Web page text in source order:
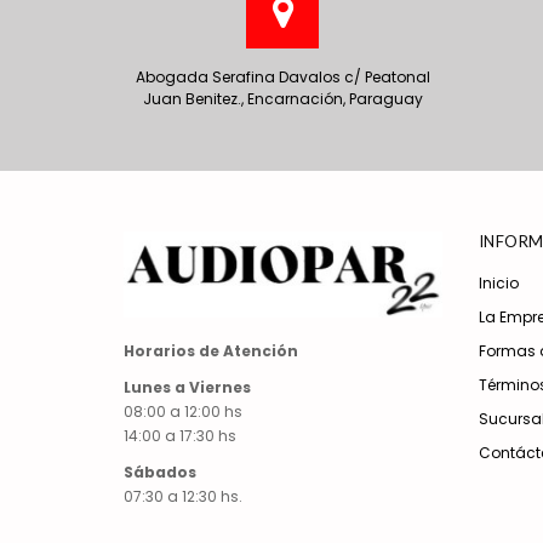
Abogada Serafina Davalos c/ Peatonal
Juan Benitez., Encarnación, Paraguay
Horarios de Atención
Lunes a Viernes
08:00 a 12:00 hs
14:00 a 17:30 hs
Sábados
07:30 a 12:30 hs.
Inicio
La
Formas